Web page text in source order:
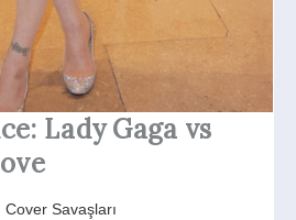
Lady Gaga vs
Cover Savaşları